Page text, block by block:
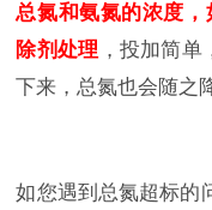
总氮和氨氮的浓度
除剂处理 ，投加简
下来，总氮也会随之
如您遇到总氮超标的